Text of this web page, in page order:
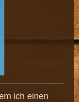
ich einen